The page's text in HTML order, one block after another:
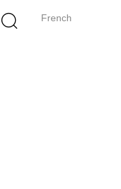
French